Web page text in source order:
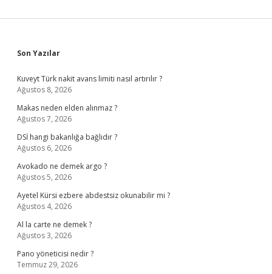
Sidebar
Son Yazılar
Kuveyt Türk nakit avans limiti nasıl artırılır ?
Ağustos 8, 2026
Makas neden elden alınmaz ?
Ağustos 7, 2026
DSİ hangi bakanlığa bağlıdır ?
Ağustos 6, 2026
Avokado ne demek argo ?
Ağustos 5, 2026
Ayetel Kürsi ezbere abdestsiz okunabilir mi ?
Ağustos 4, 2026
Al la carte ne demek ?
Ağustos 3, 2026
Pano yöneticisi nedir ?
Temmuz 29, 2026